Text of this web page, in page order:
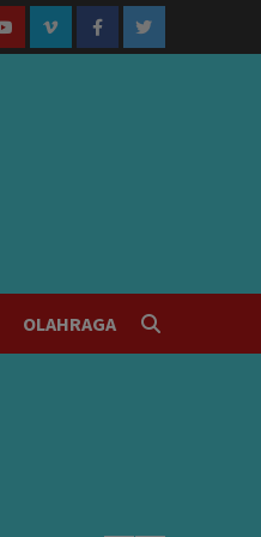
YoutubeVimeoFacebookTwitter
OLAHRAGA